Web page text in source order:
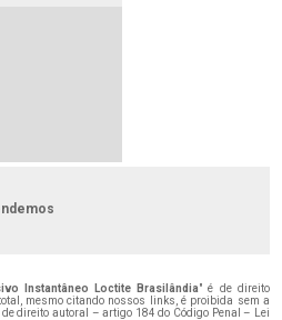
Instantâneo Loctite Brasilândia" é de direito
mesmo citando nossos links, é proibida sem a
direito autoral – artigo 184 do Código Penal –
Lei